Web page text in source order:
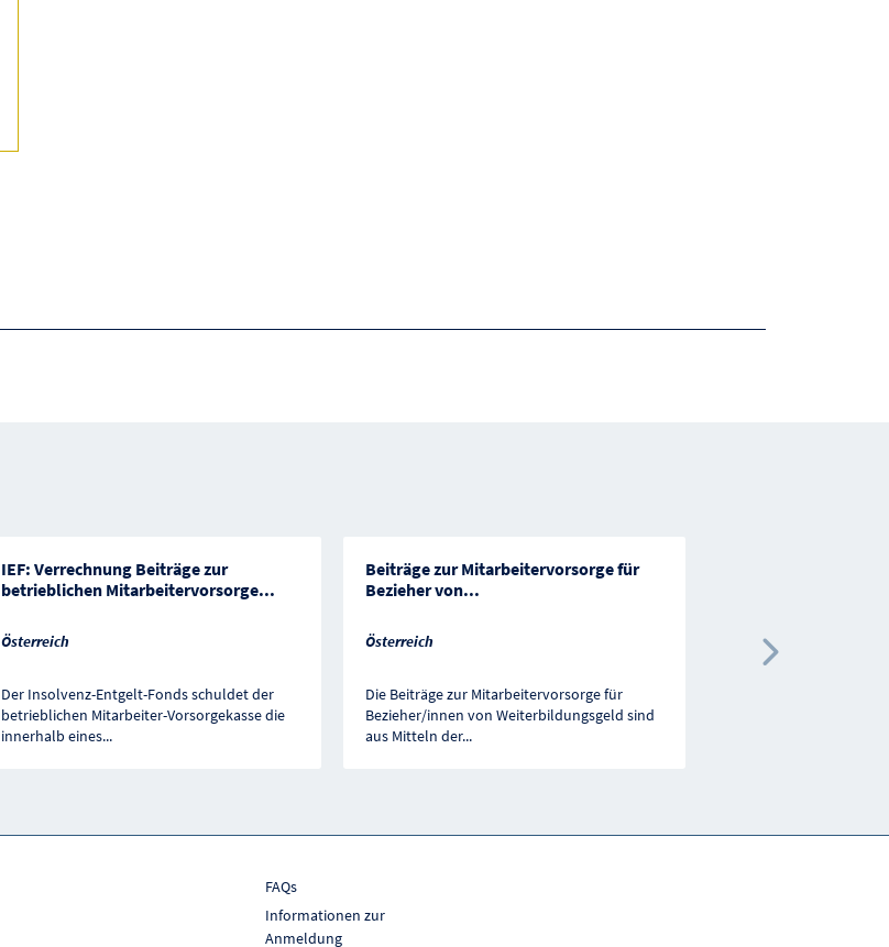
IEF: Verrechnung Beiträge zur
betrieblichen Mitarbeitervorsorge...
Österreich
Der Insolvenz-Entgelt-Fonds schuldet der
betrieblichen Mitarbeiter-Vorsorgekasse die
innerhalb eines...
Beiträge zur Mitarbeitervorsorge für
Bezieher von...
Österreich
Die Beiträge zur Mitarbeitervorsorge für
Bezieher/innen von Weiterbildungsgeld sind
aus Mitteln der...
Österreich
Nächste
FAQs
Informationen zur
Anmeldung